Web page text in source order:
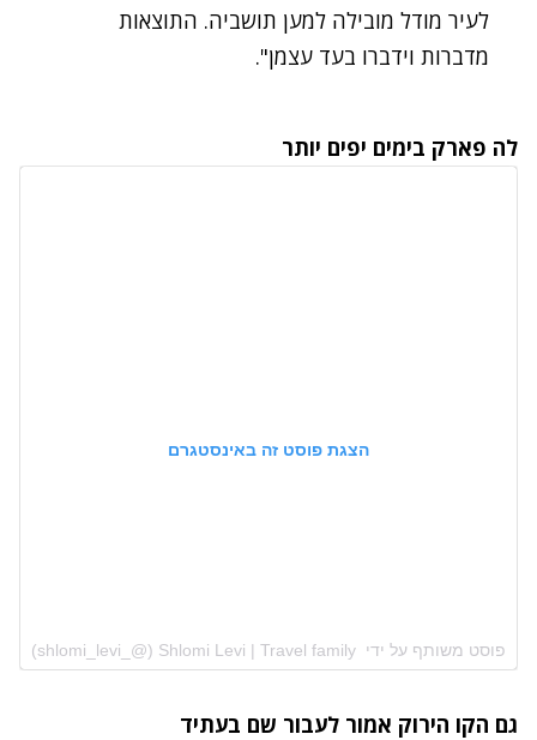
לעיר מודל מובילה למען תושביה. התוצאות
מדברות וידברו בעד עצמן".
לה פארק בימים יפים יותר
הצגת פוסט זה באינסטגרם
פוסט משותף על ידי ‏‎Shlomi Levi | Travel family ‎‏ (@‏‎shlomi_levi_‎‏)
גם הקו הירוק אמור לעבור שם בעתיד